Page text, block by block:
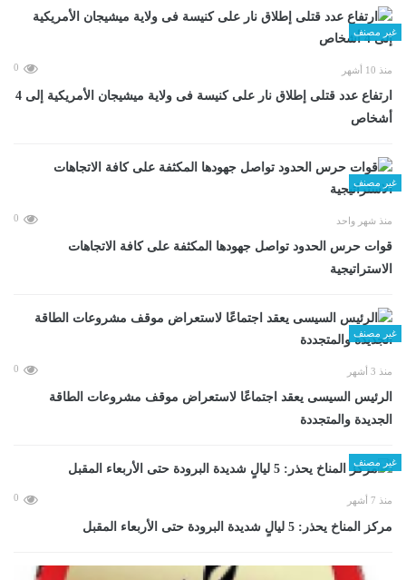
غير مصنف
منذ 10 أشهر 0
ارتفاع عدد قتلى إطلاق نار على كنيسة فى ولاية ميشيجان الأمريكية إلى 4
أشخاص
غير مصنف
منذ شهر واحد 0
قوات حرس الحدود تواصل جهودها المكثفة على كافة الاتجاهات
الاستراتيجية
غير مصنف
منذ 3 أشهر 0
الرئيس السيسى يعقد اجتماعًا لاستعراض موقف مشروعات الطاقة
الجديدة والمتجددة
غير مصنف
منذ 7 أشهر 0
مركز المناخ يحذر: 5 ليالٍ شديدة البرودة حتى الأربعاء المقبل